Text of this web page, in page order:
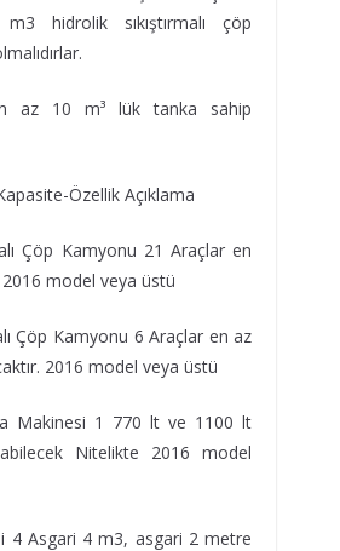
hidrolik sıkıştırmalı çöp
az 10 m³ lük tanka sahip
Özellik Açıklama
Çöp Kamyonu 21 Araçlar en
model veya üstü
Çöp Kamyonu 6 Araçlar en az
2016 model veya üstü
Makinesi 1 770 lt ve 1100 lt
Nitelikte 2016 model
4 Asgari 4 m3, asgari 2 metre